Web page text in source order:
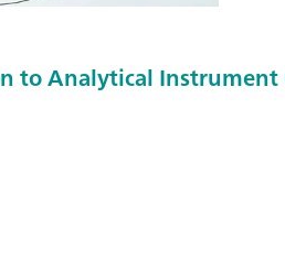
to Analytical Instrument